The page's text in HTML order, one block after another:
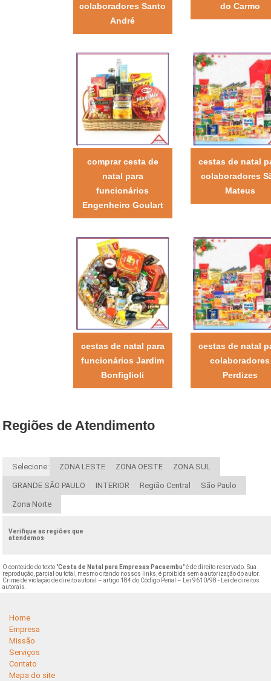
colaboradores Santo
André
do Carmo
comprar cesta de
natal para
funcionários
Engenheiro Goulart
cestas de natal
colaboradores
Mateus
cestas de natal para
funcionários Jardim
Bonfiglioli
cestas de natal
colaboradores
Perdizes
Regiões de Atendimento
Selecione: ZONA LESTE ZONA OESTE ZONA SUL
GRANDE SÃO PAULO INTERIOR Região Central São Paulo
Zona Norte
Verifique as regiões que
atendemos
O conteúdo do texto "Cesta de Natal para Empresas Pacaembu" é de direito reservado. Sua
reprodução, parcial ou total, mesmo citando nossos links, é proibida sem a autorização do autor.
Crime de violação de direito autoral – artigo 184 do Código Penal –
Lei 9610/98 - Lei de direitos
autorais
Home
Empresa
Missão
Serviços
Contato
Mapa do site